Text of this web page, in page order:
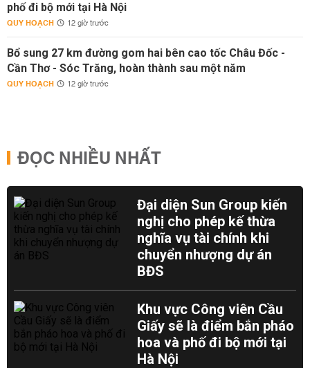
phố đi bộ mới tại Hà Nội
QUY HOẠCH 12 giờ trước
Bổ sung 27 km đường gom hai bên cao tốc Châu Đốc -
Cần Thơ - Sóc Trăng, hoàn thành sau một năm
QUY HOẠCH 12 giờ trước
ĐỌC NHIỀU NHẤT
Đại diện Sun Group kiến
nghị cho phép kế thừa
nghĩa vụ tài chính khi
chuyển nhượng dự án
BĐS
Khu vực Công viên Cầu
Giấy sẽ là điểm bắn pháo
hoa và phố đi bộ mới tại
Hà Nội